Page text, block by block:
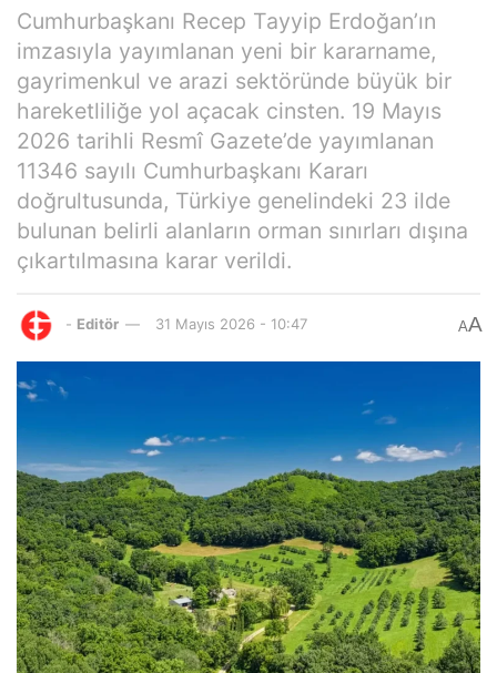
Cumhurbaşkanı Recep Tayyip Erdoğan’ın
imzasıyla yayımlanan yeni bir kararname,
gayrimenkul ve arazi sektöründe büyük bir
hareketliliğe yol açacak cinsten. 19 Mayıs
2026 tarihli Resmî Gazete’de yayımlanan
11346 sayılı Cumhurbaşkanı Kararı
doğrultusunda, Türkiye genelindeki 23 ilde
bulunan belirli alanların orman sınırları dışına
çıkartılmasına karar verildi.
- Editör 31 Mayıs 2026 - 10:47 AA